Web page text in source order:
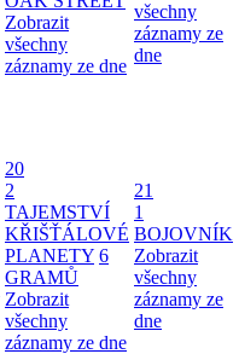
Zobrazit
všechny
záznamy ze dne
všechny
záznamy ze
dne
20
2
TAJEMSTVÍ
KŘIŠŤÁLOVÉ
PLANETY 6
GRAMŮ
Zobrazit
všechny
záznamy ze dne
21
1
BOJOVNÍK
Zobrazit
všechny
záznamy ze
dne